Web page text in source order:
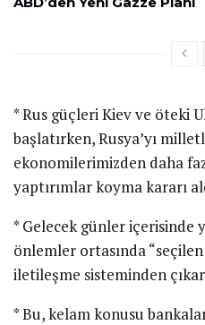
* Rus güçleri Kiev ve öteki
başlatırken, Rusya’yı
ekonomilerimizden daha
yaptırımlar koyma kararı
* Gelecek günler içerisinde
önlemler ortasında
iletileşme sisteminden
* Bu, kelam konusu